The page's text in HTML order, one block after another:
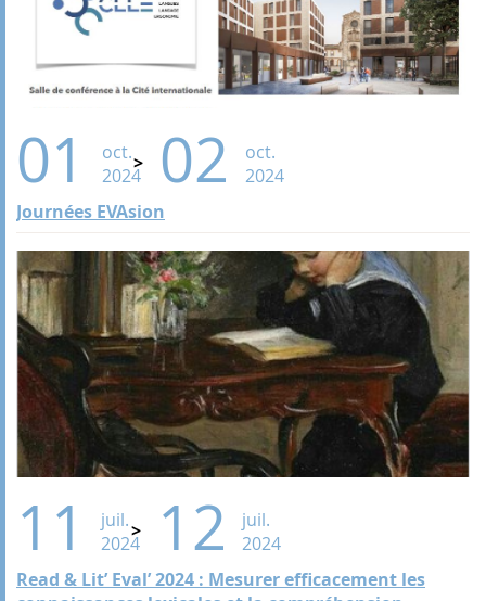
01
oct.
2024
02
oct.
2024
Journées EVAsion
11
juil.
2024
12
juil.
2024
Read & Lit’ Eval’ 2024 : Mesurer efficacement les